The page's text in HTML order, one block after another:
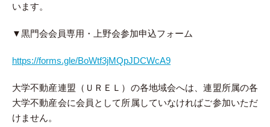
います。
▼黒門会会員専用・上野会参加申込フォーム
https://forms.gle/BoWtf3jMQpJDCWcA9
大学不動産連盟（ＵＲＥＬ）の各地域会へは、連盟所属の各
大学不動産会に会員として所属していなければご参加いただ
けません。